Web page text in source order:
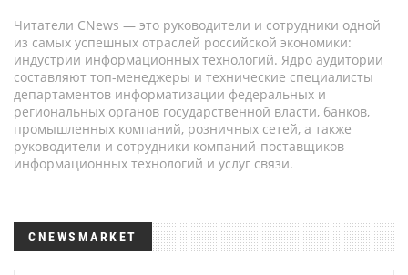
Читатели CNews — это руководители и сотрудники одной
из самых успешных отраслей российской экономики:
индустрии информационных технологий. Ядро аудитории
составляют топ-менеджеры и технические специалисты
департаментов информатизации федеральных и
региональных органов государственной власти, банков,
промышленных компаний, розничных сетей, а также
руководители и сотрудники компаний-поставщиков
информационных технологий и услуг связи.
CNEWSMARKET